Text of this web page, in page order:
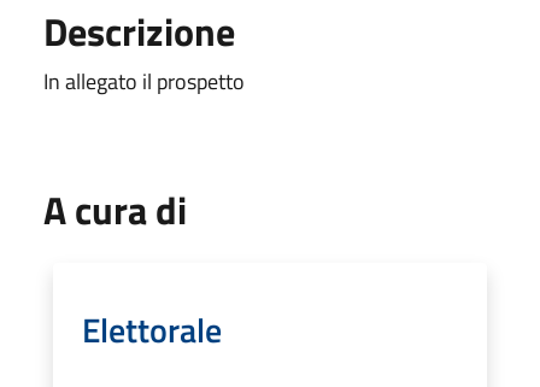
Descrizione
In allegato il prospetto
A cura di
Elettorale